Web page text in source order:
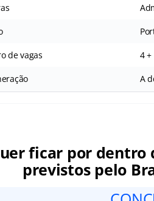
de vagas 4 +
A
ficar por dentro
previstos pelo